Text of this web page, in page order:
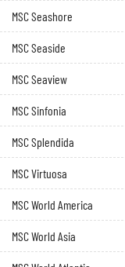
MSC Seashore
MSC Seaside
MSC Seaview
MSC Sinfonia
MSC Splendida
MSC Virtuosa
MSC World America
MSC World Asia